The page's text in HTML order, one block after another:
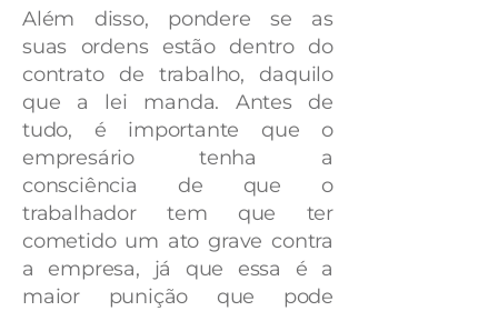
Além disso, pondere se as
suas ordens estão dentro do
contrato de trabalho, daquilo
que a lei manda. Antes de
tudo, é importante que o
empresário tenha a
consciência de que o
trabalhador tem que ter
cometido um ato grave contra
a empresa, já que essa é a
maior punição que pode